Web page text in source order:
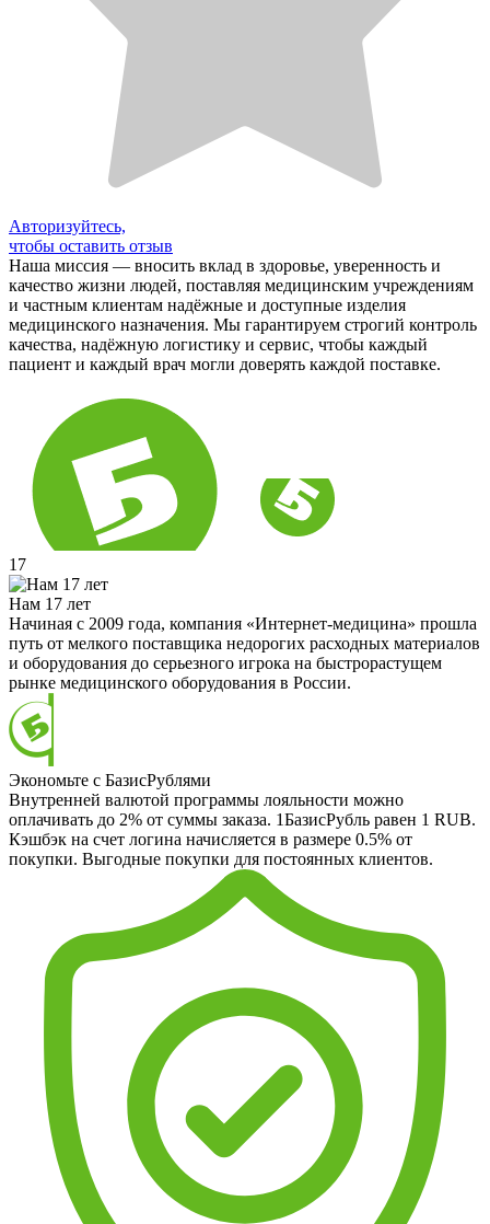
Авторизуйтесь,
чтобы оставить отзыв
Наша миссия — вносить вклад в здоровье, уверенность и
качество жизни людей, поставляя медицинским учреждениям
и частным клиентам надёжные и доступные изделия
медицинского назначения. Мы гарантируем строгий контроль
качества, надёжную логистику и сервис, чтобы каждый
пациент и каждый врач могли доверять каждой поставке.
17
Нам 17 лет
Начиная с 2009 года, компания «Интернет-медицина» прошла
путь от мелкого поставщика недорогих расходных материалов
и оборудования до серьезного игрока на быстрорастущем
рынке медицинского оборудования в России.
Экономьте с БазисРублями
Внутренней валютой программы лояльности можно
оплачивать до 2% от суммы заказа. 1БазисРубль равен 1 RUB.
Кэшбэк на счет логина начисляется в размере 0.5% от
покупки. Выгодные покупки для постоянных клиентов.